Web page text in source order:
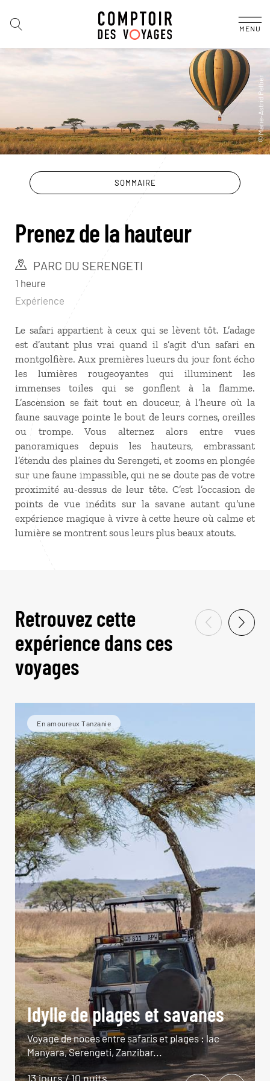
MENU
SOMMAIRE
Prenez de la hauteur
PARC DU SERENGETI
1 heure
Expérience
Le safari appartient à ceux qui se lèvent tôt. L’adage
est d’autant plus vrai quand il s’agit d’un safari en
montgolfière. Aux premières lueurs du jour font écho
les lumières rougeoyantes qui illuminent les
immenses toiles qui se gonflent à la flamme.
L’ascension se fait tout en douceur, à l’heure où la
faune sauvage pointe le bout de leurs cornes, oreilles
ou trompe. Vous alternez alors entre vues
panoramiques depuis les hauteurs, embrassant
l’étendu des plaines du Serengeti, et zooms en plongée
sur une faune impassible, qui ne se doute pas de votre
proximité au-dessus de leur tête. C’est l’occasion de
points de vue inédits sur la savane autant qu’une
expérience magique à vivre à cette heure où calme et
lumière se montrent sous leurs plus beaux atouts.
Retrouvez cette
expérience dans ces
voyages
En amoureux Tanzanie
Idylle de plages et savanes
Voyage de noces entre safaris et plages : lac
Manyara, Serengeti, Zanzibar...
13 jours / 10 nuits